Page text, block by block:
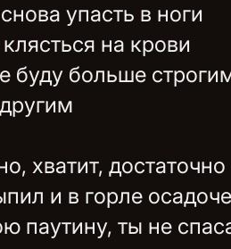
упасть в ноги
на крови
буду больше
хватит, достаточно
и в горле
паутину, ты не